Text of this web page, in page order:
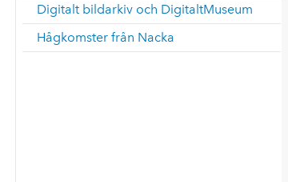
Digitalt bildarkiv och DigitaltMuseum
Hågkomster från Nacka